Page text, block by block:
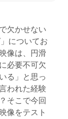
欠かせない
」についてお
像は、円滑
必要不可欠
る」と思っ
われた経験
そこで今回
像をテスト